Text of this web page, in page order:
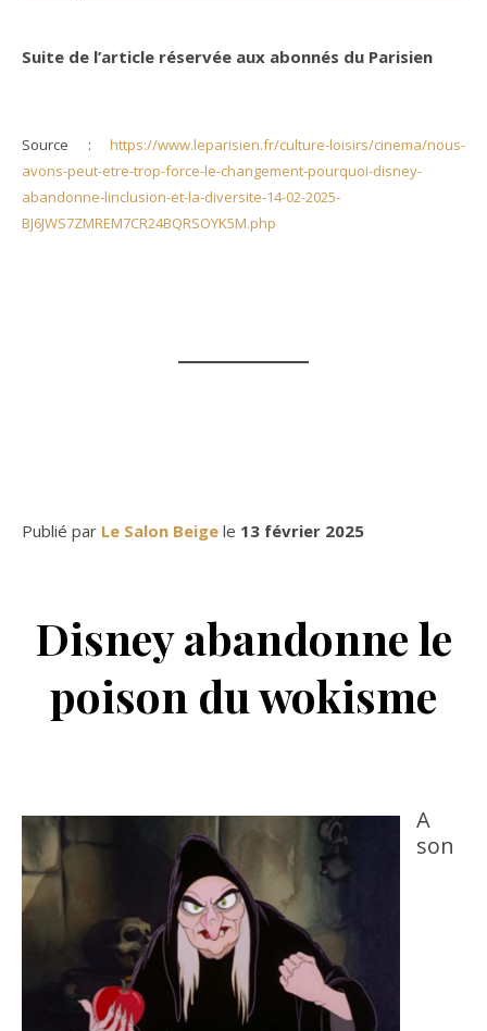
Suite de l’article réservée aux abonnés du Parisien
Source : https://www.leparisien.fr/culture-loisirs/cinema/nous-
avons-peut-etre-trop-force-le-changement-pourquoi-disney-
abandonne-linclusion-et-la-diversite-14-02-2025-
BJ6JWS7ZMREM7CR24BQRSOYK5M.php
Publié par Le Salon Beige le 13 février 2025
Disney abandonne le
poison du wokisme
A
son